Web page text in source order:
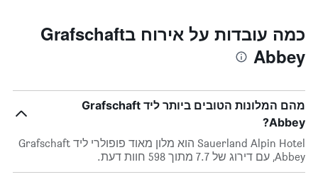
כמה עובדות על אירוח בGrafschaft
Abbey
מהם המלונות הטובים ביותר ליד Grafschaft
Abbey?
Sauerland Alpin Hotel הוא מלון מאוד פופולרי ליד Grafschaft
Abbey, עם דירוג של 7.7 מתוך 598 חוות דעת.